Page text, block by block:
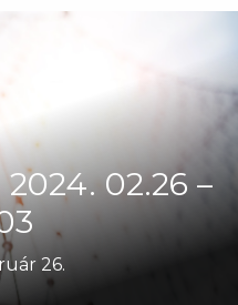
02.26 –
26.